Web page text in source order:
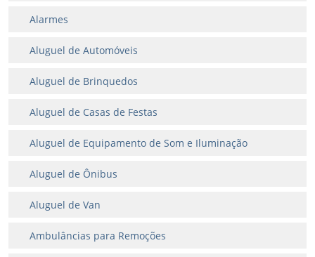
Alarmes
Aluguel de Automóveis
Aluguel de Brinquedos
Aluguel de Casas de Festas
Aluguel de Equipamento de Som e Iluminação
Aluguel de Ônibus
Aluguel de Van
Ambulâncias para Remoções